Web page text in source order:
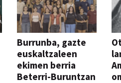
Burrunba, gazte
euskaltzaleen
ekimen berria
Beterri-Buruntzan